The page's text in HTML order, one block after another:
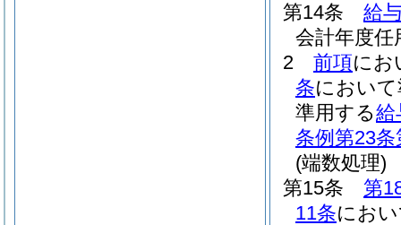
第14条
給
会計年度
2
前項にお
条におい
準用する給
条例第23条
(端数処理)
第15条
第
11条にお